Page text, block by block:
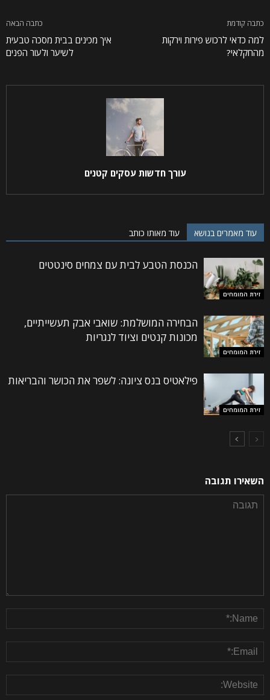
כתבה קודמת
למה כדאי לרכוש פירות וירקות
מהחקלאי?
כתבה הבאה
איך מכינים בבית מסכה טבעית
לשיער ולעור הפנים
עורך חדשות עסקים קטנים
עוד מאמרים בנושא עוד מאותו כותב
זירת המומחים
הכנסת הטבע לבית עם צמחים סינטטים
זירת המומחים
הבחירה המושלמת: שואבי אבק תעשייתיים,
מכונות קנטים וציוד לנגריות
זירת המומחים
פילאטיס בנס ציונה: לשפר את הכושר והבריאות
השאירו תגובה